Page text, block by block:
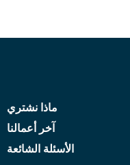
ماذا نشتري
آخر أعمالنا
الأسئلة الشائعة